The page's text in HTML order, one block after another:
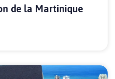
de la Martinique